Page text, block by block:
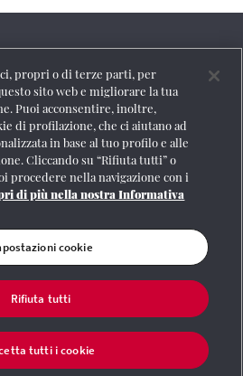
FS Italiane
n° 204/2009
| Protezione dei dati personali
Partita
propri o di terze parti, per
sito web e migliorare la tua
Puoi acconsentire, inoltre,
di profilazione, che ci aiutano ad
in base al tuo profilo e alle
Cliccando su “Rifiuta tutti” o
procedere nella navigazione con i
di più nella nostra Informativa
cookie
Rifiuta tutti
tutti i cookie